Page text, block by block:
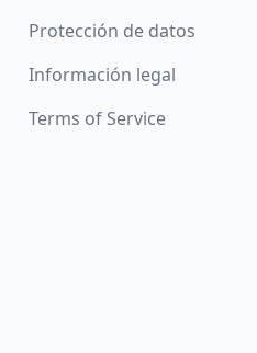
Protección de datos
Información legal
Terms of Service